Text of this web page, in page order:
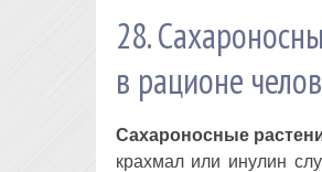
28.
в рационе
Сахароносные
крахмал или инулин